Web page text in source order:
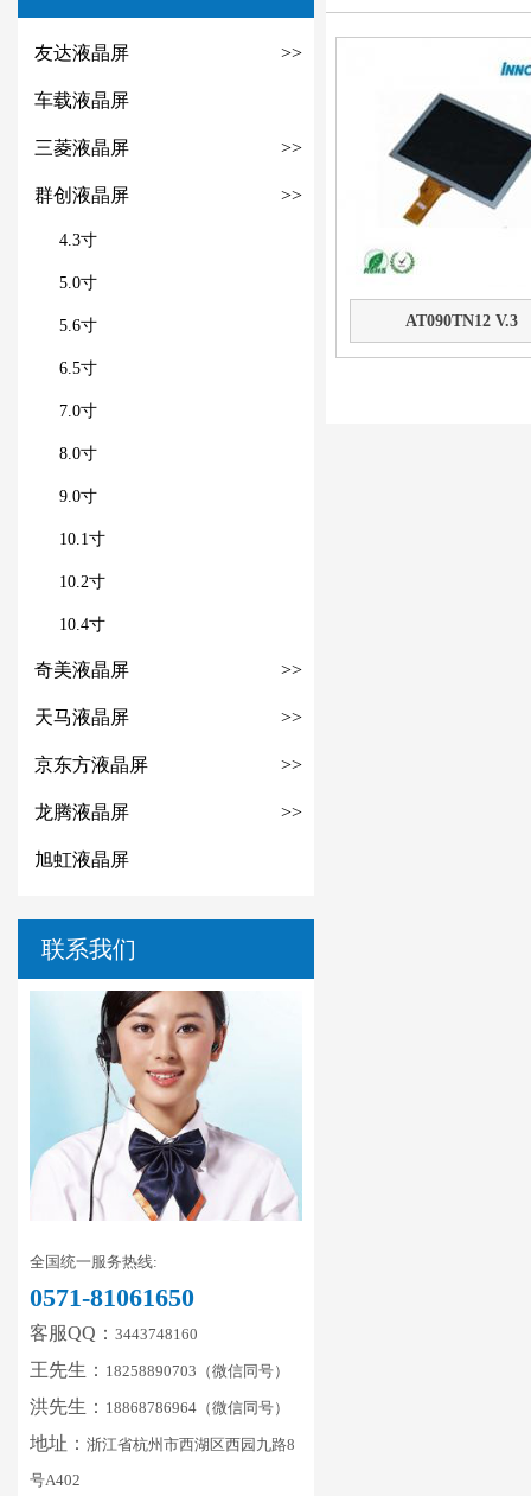
友达液晶屏 >>
车载液晶屏
三菱液晶屏 >>
群创液晶屏 >>
4.3寸
5.0寸
5.6寸
6.5寸
7.0寸
8.0寸
9.0寸
10.1寸
10.2寸
10.4寸
奇美液晶屏 >>
天马液晶屏 >>
京东方液晶屏 >>
龙腾液晶屏 >>
旭虹液晶屏
联系我们
全国统一服务热线:
0571-81061650
客服QQ： 3443748160
王先生： 18258890703（微信同号）
洪先生： 18868786964（微信同号）
地址： 浙江省杭州市西湖区西园九路8
号A402
AT090TN12 V.3